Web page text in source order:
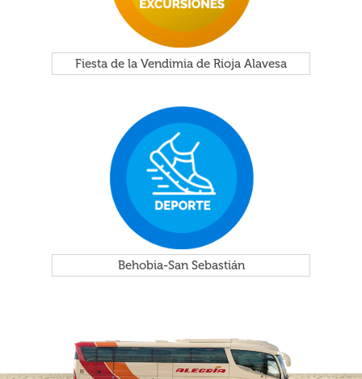
Fiesta de la Vendimia de Rioja Alavesa
Behobia-San Sebastián